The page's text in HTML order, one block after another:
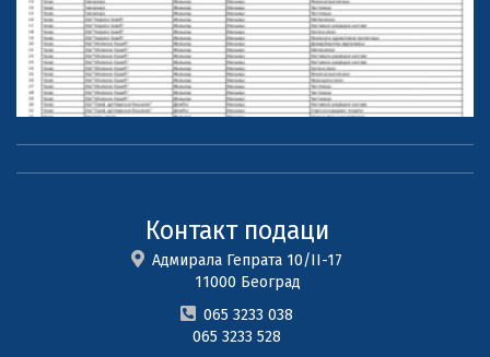
Контакт подаци
Адмирала Гепрата 10/II-17
11000 Београд
065 3233 038
065 3233 528